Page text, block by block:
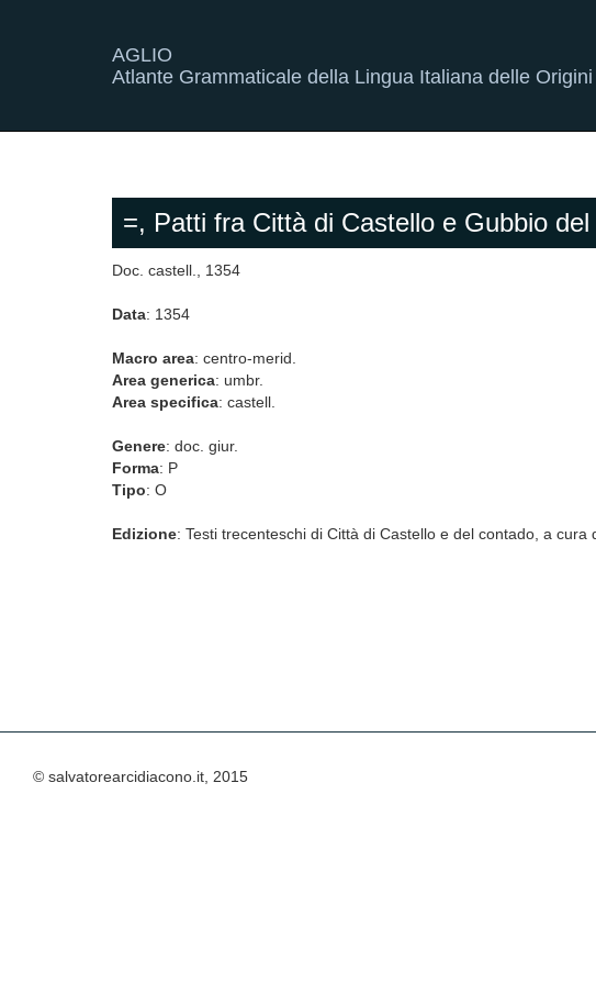
AGLIO
Atlante Grammaticale della Lingua Italiana delle Origini
=, Patti fra Città di Castello e Gubbio del
Doc. castell., 1354
Data: 1354
Macro area: centro-merid.
Area generica: umbr.
Area specifica: castell.
Genere: doc. giur.
Forma: P
Tipo: O
Edizione: Testi trecenteschi di Città di Castello e del contado, a
© salvatorearcidiacono.it, 2015